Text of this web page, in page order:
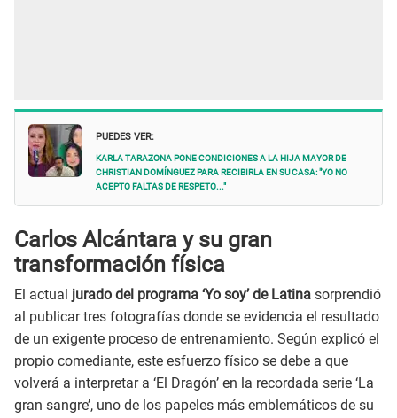
PUEDES VER:
Karla Tarazona PONE CONDICIONES a la hija mayor de
Christian Domínguez para recibirla EN SU CASA: "Yo no
acepto faltas de respeto..."
Carlos Alcántara y su gran
transformación física
El actual jurado del programa ‘Yo soy’ de Latina sorprendió
al publicar tres fotografías donde se evidencia el resultado
de un exigente proceso de entrenamiento. Según explicó el
propio comediante, este esfuerzo físico se debe a que
volverá a interpretar a ‘El Dragón’ en la recordada serie ‘La
gran sangre’, uno de los papeles más emblemáticos de su